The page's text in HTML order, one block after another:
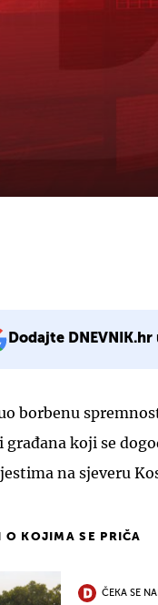
Dodajte
borbenu
građana koji se
na sjeveru
O KOJIMA SE PRIČA
ČEKA SE